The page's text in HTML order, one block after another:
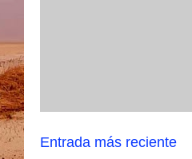
Entrada más reciente